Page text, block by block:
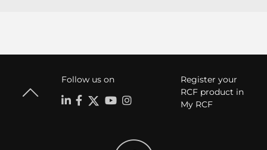
Follow us on
Register your
RCF product in
My RCF